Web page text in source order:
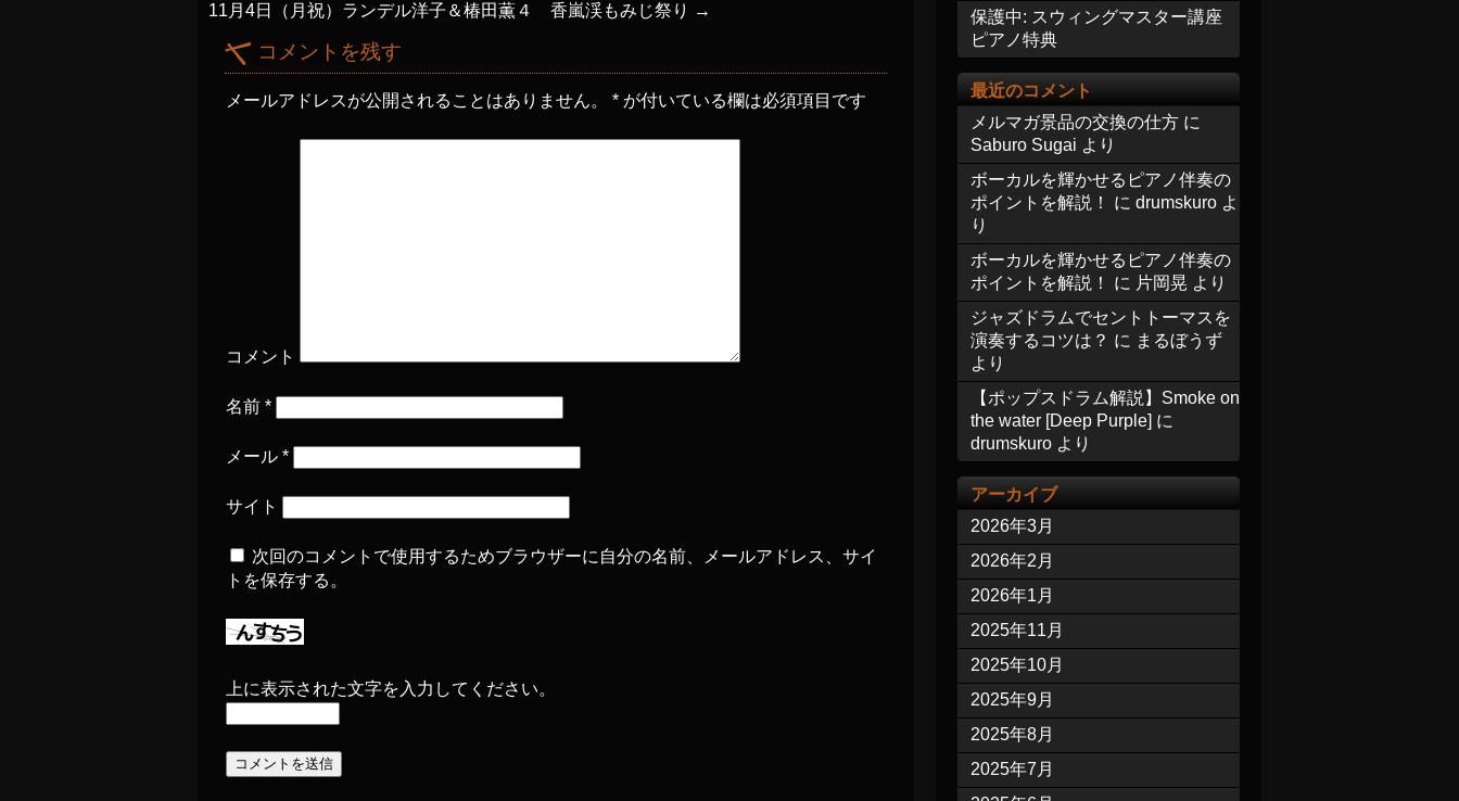
11月4日（月祝）ランデル洋子＆椿田薫４ 香嵐渓もみじ祭り
→
コメントを残す
メールアドレスが公開されることはありません。 * が付いている欄は必須項目です
コメント
名前 *
メール *
サイト
次回のコメントで使用するためブラウザーに自分の名前、メールアドレス、サイ
トを保存する。
上に表示された文字を入力してください。
保護中: スウィングマスター講座
ピアノ特典
最近のコメント
メルマガ景品の交換の仕方 に
Saburo Sugai より
ボーカルを輝かせるピアノ伴奏の
ポイントを解説！
に drumskuro よ
り
ボーカルを輝かせるピアノ伴奏の
ポイントを解説！
に 片岡晃 より
ジャズドラムでセントトーマスを
演奏するコツは？ に まるぼうず
より
【ポップスドラム解説】Smoke on
the water [Deep Purple] に
drumskuro より
アーカイブ
2026年3月
2026年2月
2026年1月
2025年11月
2025年10月
2025年9月
2025年8月
2025年7月